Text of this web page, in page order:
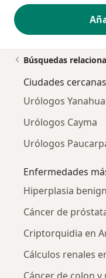
Búsquedas
Ciudades
Urólogos
Urólogos Cayma
Urólogos
Enfermedades
Hiperplasia
Cáncer de
Criptorquidia en
Cálculos renales